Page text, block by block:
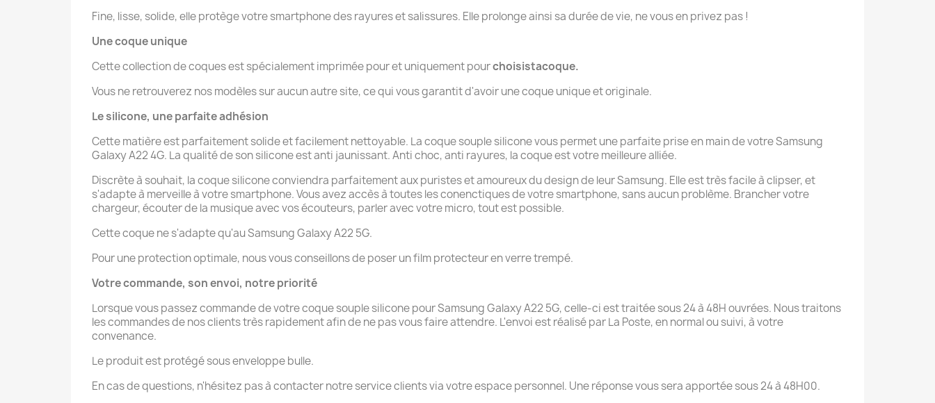
Fine, lisse, solide, elle protège votre smartphone des rayures et salissures. Elle prolonge ainsi sa durée de vie, ne vous en privez pas !
Une coque unique
Cette collection de coques est spécialement imprimée pour et uniquement pourchoisistacoque.
Vous ne retrouverez nos modèles sur aucun autre site, ce qui vous garantit d'avoir une coque unique et originale.
Le silicone, une parfaite adhésion
Cette matière est parfaitement solide et facilement nettoyable. La coque souple silicone vous permet une parfaite prise en main de votre Samsung
Galaxy A22 4G. La qualité de son silicone est anti jaunissant. Anti choc, anti rayures, la coque est votre meilleure alliée.
Discrète à souhait, la coque silicone conviendra parfaitement aux puristes et amoureux du design de leur Samsung. Elle est très facile à clipser, et
s'adapte à merveille à votre smartphone. Vous avez accès à toutes les conenctiques de votre smartphone, sans aucun problème. Brancher votre
chargeur, écouter de la musique avec vos écouteurs, parler avec votre micro, tout est possible.
Cette coque ne s'adapte qu'au Samsung Galaxy A22 5G.
Pour une protection optimale, nous vous conseillons de poser un film protecteur en verre trempé.
Votre commande, son envoi, notre priorité
Lorsque vous passez commande de votre coque souple silicone pour Samsung Galaxy A22 5G, celle-ci est traitée sous 24 à 48H ouvrées. Nous traitons
les commandes de nos clients très rapidement afin de ne pas vous faire attendre. L'envoi est réalisé par La Poste, en normal ou suivi, à votre
convenance.
Le produit est protégé sous enveloppe bulle.
En cas de questions, n'hésitez pas à contacter notre service clients via votre espace personnel. Une réponse vous sera apportée sous 24 à 48H00.